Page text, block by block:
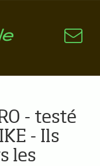
- testé
- Ils
les